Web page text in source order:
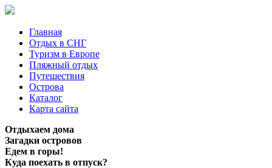
Главная
Отдых в СНГ
Туризм в Европе
Пляжный отдых
Путешествия
Острова
Каталог
Карта сайта
Отдыхаем дома
Загадки островов
Едем в горы!
Куда поехать в отпуск?